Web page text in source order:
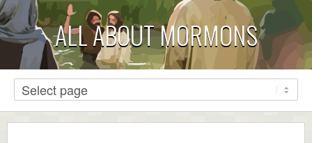
ALL ABOUT MORMONS